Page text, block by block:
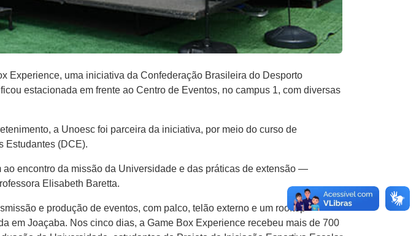
Experience, uma iniciativa da Confederação Brasileira do Desporto
estacionada em frente ao Centro de Eventos, no campus 1, com diversas
a Unoesc foi parceira da iniciativa, por meio do curso de
Estudantes (DCE).
encontro da missão da Universidade e das práticas de extensão —
Elisabeth Baretta.
e produção de eventos, com palco, telão externo e um rooftop
em Joaçaba. Nos cinco dias, a Game Box Experience recebeu mais de 700